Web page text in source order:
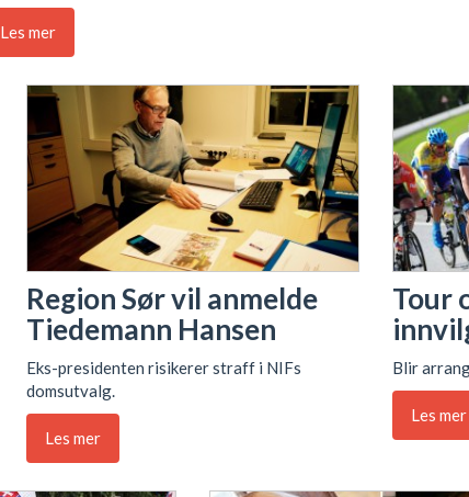
Les mer
Region Sør vil anmelde
Tiedemann Hansen
Eks-presidenten risikerer straff i NIFs
domsutvalg.
Les mer
Tour
Blir
Les mer